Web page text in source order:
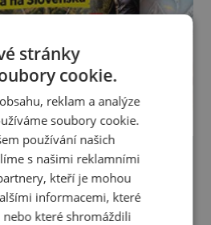
stránky
cookie.
reklam a analýze
soubory cookie.
používání našich
s našimi reklamními
kteří je mohou
informacemi, které
které shromáždili